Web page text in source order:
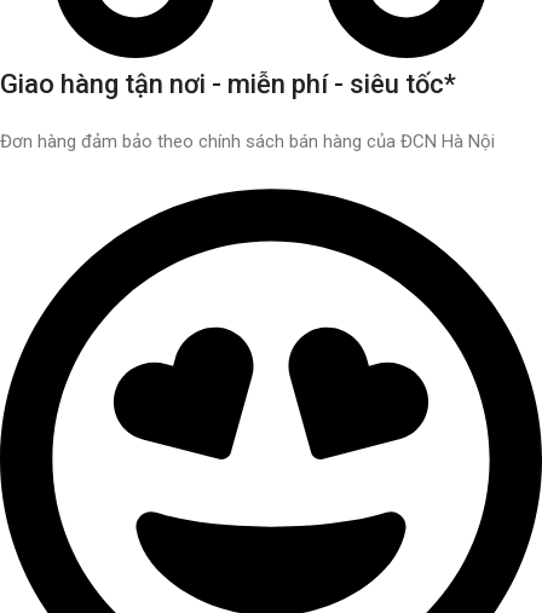
Giao hàng tận nơi - miễn phí - siêu tốc*
Đơn hàng đảm bảo theo chính sách bán hàng của ĐCN Hà Nội